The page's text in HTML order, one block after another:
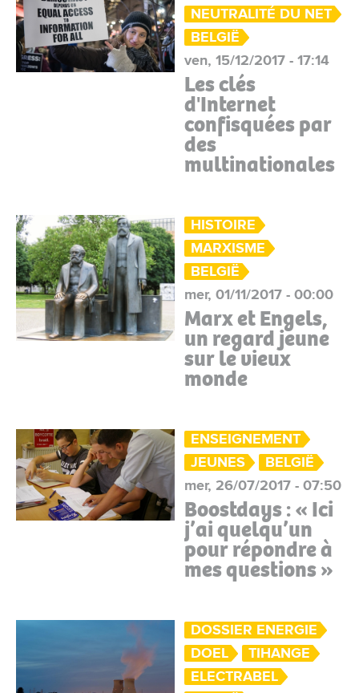
NEUTRALITÉ DU NET
BELGIË
ven, 15/12/2017 - 17:14
Les clés
d'Internet
confisquées par
des
multinationales
HISTOIRE
MARXISME
BELGIË
mer, 01/11/2017 - 00:00
Marx et Engels,
un regard jeune
sur le vieux
monde
ENSEIGNEMENT
JEUNES
BELGIË
mer, 26/07/2017 - 07:50
Boostdays : « Ici
j’ai quelqu’un
pour répondre à
mes questions »
DOSSIER ENERGIE
DOEL
TIHANGE
ELECTRABEL